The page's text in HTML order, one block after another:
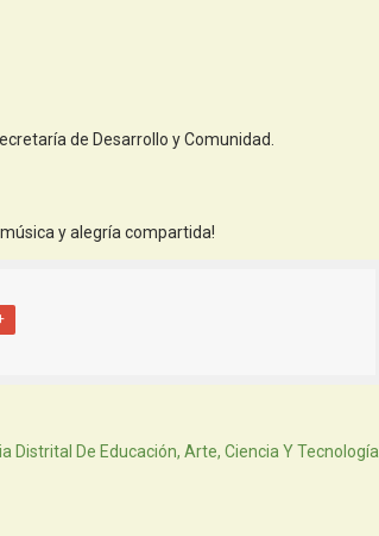
de Desarrollo y Comunidad.
y alegría compartida!
Distrital De Educación, Arte, Ciencia Y Tecnología